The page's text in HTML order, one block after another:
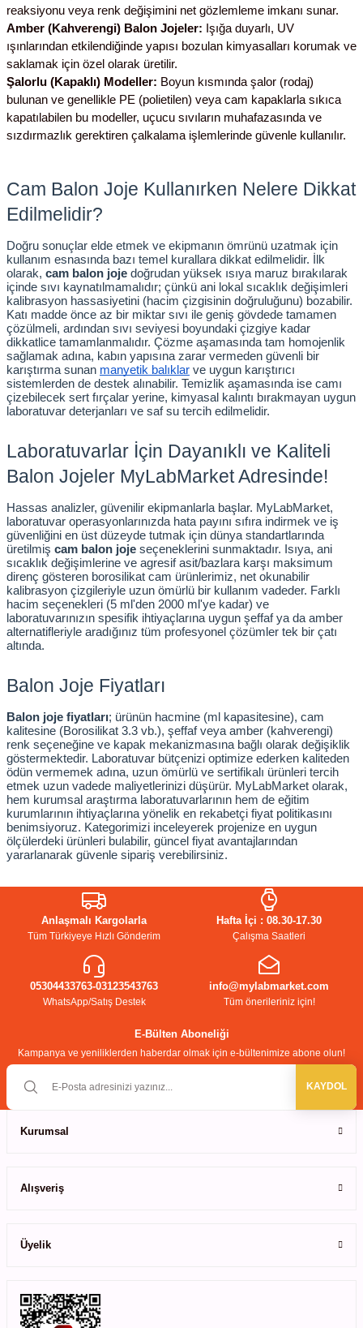
reaksiyonu veya renk değişimini net gözlemleme imkanı sunar.
Amber (Kahverengi) Balon Jojeler: Işığa duyarlı, UV
ışınlarından etkilendiğinde yapısı bozulan kimyasalları korumak ve
saklamak için özel olarak üretilir.
Şalorlu (Kapaklı) Modeller: Boyun kısmında şalor (rodaj)
bulunan ve genellikle PE (polietilen) veya cam kapaklarla sıkıca
kapatılabilen bu modeller, uçucu sıvıların muhafazasında ve
sızdırmazlık gerektiren çalkalama işlemlerinde güvenle kullanılır.
Cam Balon Joje Kullanırken Nelere Dikkat
Edilmelidir?
Doğru sonuçlar elde etmek ve ekipmanın ömrünü uzatmak için
kullanım esnasında bazı temel kurallara dikkat edilmelidir. İlk
olarak, cam balon joje doğrudan yüksek ısıya maruz bırakılarak
içinde sıvı kaynatılmamalıdır; çünkü ani lokal sıcaklık değişimleri
kalibrasyon hassasiyetini (hacim çizgisinin doğruluğunu) bozabilir.
Katı madde önce az bir miktar sıvı ile geniş gövdede tamamen
çözülmeli, ardından sıvı seviyesi boyundaki çizgiye kadar
dikkatlice tamamlanmalıdır. Çözme aşamasında tam homojenlik
sağlamak adına, kabın yapısına zarar vermeden güvenli bir
karıştırma sunan manyetik balıklar ve uygun karıştırıcı
sistemlerden de destek alınabilir. Temizlik aşamasında ise camı
çizebilecek sert fırçalar yerine, kimyasal kalıntı bırakmayan uygun
laboratuvar deterjanları ve saf su tercih edilmelidir.
Laboratuvarlar İçin Dayanıklı ve Kaliteli
Balon Jojeler MyLabMarket Adresinde!
Hassas analizler, güvenilir ekipmanlarla başlar. MyLabMarket,
laboratuvar operasyonlarınızda hata payını sıfıra indirmek ve iş
güvenliğini en üst düzeyde tutmak için dünya standartlarında
üretilmiş cam balon joje seçeneklerini sunmaktadır. Isıya, ani
sıcaklık değişimlerine ve agresif asit/bazlara karşı maksimum
direnç gösteren borosilikat cam ürünlerimiz, net okunabilir
kalibrasyon çizgileriyle uzun ömürlü bir kullanım vadeder. Farklı
hacim seçenekleri (5 ml'den 2000 ml'ye kadar) ve
laboratuvarınızın spesifik ihtiyaçlarına uygun şeffaf ya da amber
alternatifleriyle aradığınız tüm profesyonel çözümler tek bir çatı
altında.
Balon Joje Fiyatları
Balon joje fiyatları; ürünün hacmine (ml kapasitesine), cam
kalitesine (Borosilikat 3.3 vb.), şeffaf veya amber (kahverengi)
renk seçeneğine ve kapak mekanizmasına bağlı olarak değişiklik
göstermektedir. Laboratuvar bütçenizi optimize ederken kaliteden
ödün vermemek adına, uzun ömürlü ve sertifikalı ürünleri tercih
etmek uzun vadede maliyetlerinizi düşürür. MyLabMarket olarak,
hem kurumsal araştırma laboratuvarlarının hem de eğitim
kurumlarının ihtiyaçlarına yönelik en rekabetçi fiyat politikasını
benimsiyoruz. Kategorimizi inceleyerek projenize en uygun
ölçülerdeki ürünleri bulabilir, güncel fiyat avantajlarından
yararlanarak güvenle sipariş verebilirsiniz.
Anlaşmalı Kargolarla
Tüm Türkiyeye Hızlı Gönderim
Hafta İçi : 08.30-17.30
Çalışma Saatleri
05304433763-03123543763
WhatsApp/Satış Destek
info@mylabmarket.com
Tüm önerileriniz için!
E-Bülten Aboneliği
Kampanya ve yeniliklerden haberdar olmak için e-bültenimize abone olun!
KAYDOL
Kurumsal
Alışveriş
Üyelik